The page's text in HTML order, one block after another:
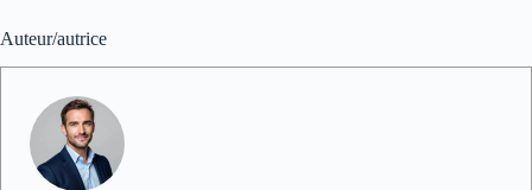
Auteur/autrice